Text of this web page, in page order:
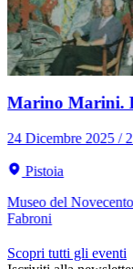
Marino Marini.
24 Dicembre 2025 /
Pistoia
Museo del
Fabroni
Scopri tutti gli eventi